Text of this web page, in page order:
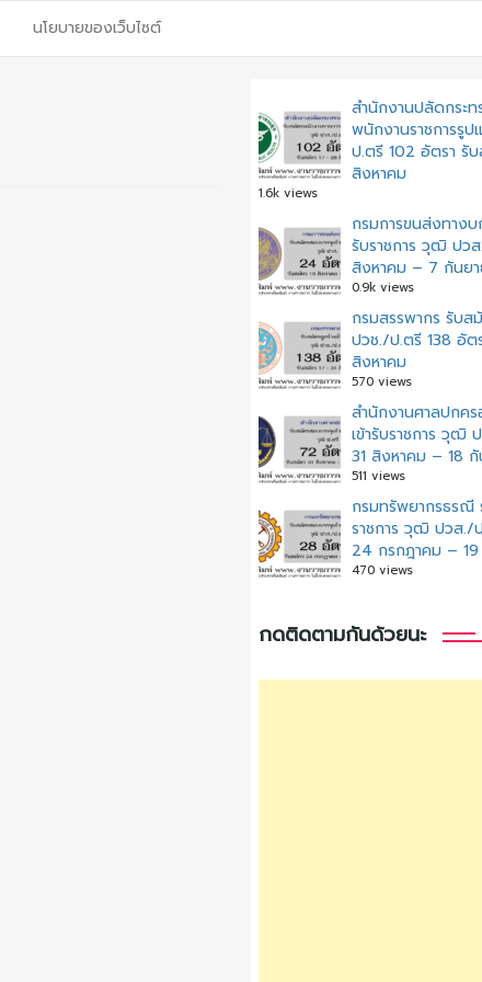
นโยบายของเว็บไซต์
สำนักงานปลัดกระ
พนักงานราชการรู
ป.ตรี 102 อัตรา รั
สิงหาคม
1.6k views
กรมการขนส่งทาง
รับราชการ วุฒิ ปว
สิงหาคม – 7 กันย
0.9k views
กรมสรรพากร รับ
ปวช./ป.ตรี 138 อัต
สิงหาคม
570 views
สํานักงานศาลปกค
เข้ารับราชการ วุฒิ
31 สิงหาคม – 18
511 views
กรมทรัพยากรธรณี
ราชการ วุฒิ ปวส./
24 กรกฎาคม –
470 views
กดติดตามกันด้วยนะ